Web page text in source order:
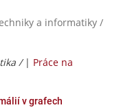
a informatiky /
/ | Práce na
v grafech